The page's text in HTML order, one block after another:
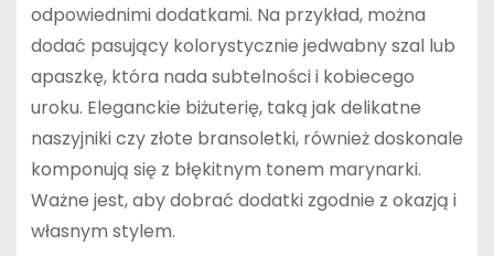
odpowiednimi dodatkami. Na przykład, można
dodać pasujący kolorystycznie jedwabny szal lub
apaszkę, która nada subtelności i kobiecego
uroku. Eleganckie biżuterię, taką jak delikatne
naszyjniki czy złote bransoletki, również doskonale
komponują się z błękitnym tonem marynarki.
Ważne jest, aby dobrać dodatki zgodnie z okazją i
własnym stylem.